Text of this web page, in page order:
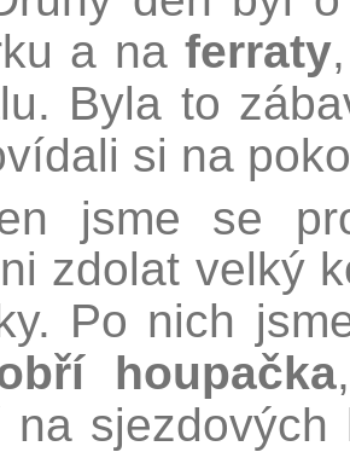
a naferraty
Byla to
si na
jsme se
zdolat velký
Po nich
houpačka
na sjezdových